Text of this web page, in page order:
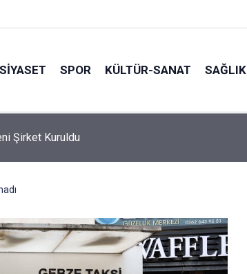
SİYASET SPOR KÜLTÜR-SANAT SAĞLIK
Terk Edildi''